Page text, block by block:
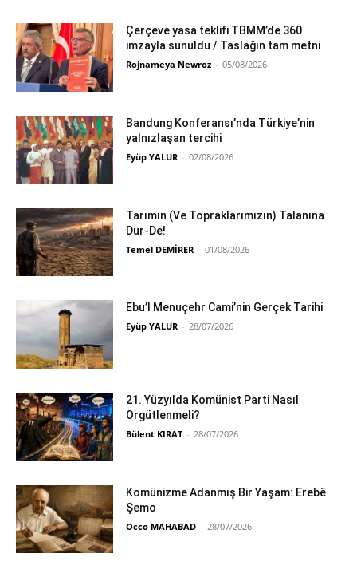
Çerçeve yasa teklifi TBMM’de 360
imzayla sunuldu / Taslağın tam metni
Rojnameya Newroz - 05/08/2026
Bandung Konferansı’nda Türkiye’nin
yalnızlaşan tercihi
Eyüp YALUR - 02/08/2026
Tarımın (Ve Topraklarımızın) Talanına
Dur-De!
Temel DEMİRER - 01/08/2026
Ebu’l Menuçehr Cami’nin Gerçek Tarihi
Eyüp YALUR - 28/07/2026
21. Yüzyılda Komünist Parti Nasıl
Örgütlenmeli?
Bülent KIRAT - 28/07/2026
Komünizme Adanmış Bir Yaşam: Erebê
Şemo
Occo MAHABAD - 28/07/2026